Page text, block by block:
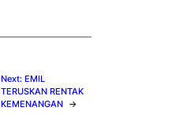
Next:EMIL
TERUSKAN RENTAK
KEMENANGAN →